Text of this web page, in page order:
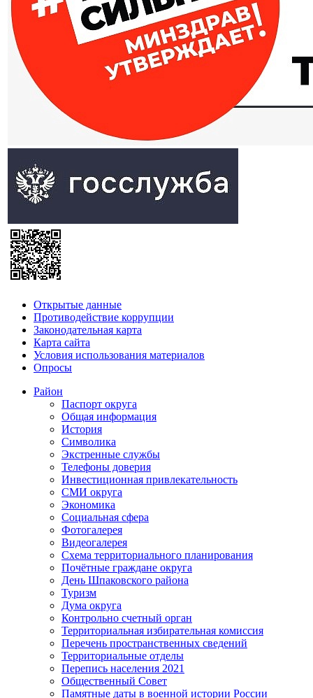
Открытые данные
Противодействие коррупции
Законодательная карта
Карта сайта
Условия использования материалов
Опросы
Район
Паспорт округа
Общая информация
История
Символика
Экстренные службы
Телефоны доверия
Инвестиционная привлекательность
СМИ округа
Экономика
Социальная сфера
Фотогалерея
Видеогалерея
Схема территориального планирования
Почётные граждане округа
День Шпаковского района
Туризм
Дума округа
Контрольно счетный орган
Территориальная избирательная комиссия
Перечень пространственных сведений
Территориальные отделы
Перепись населения 2021
Общественный Совет
Памятные даты в военной истории России